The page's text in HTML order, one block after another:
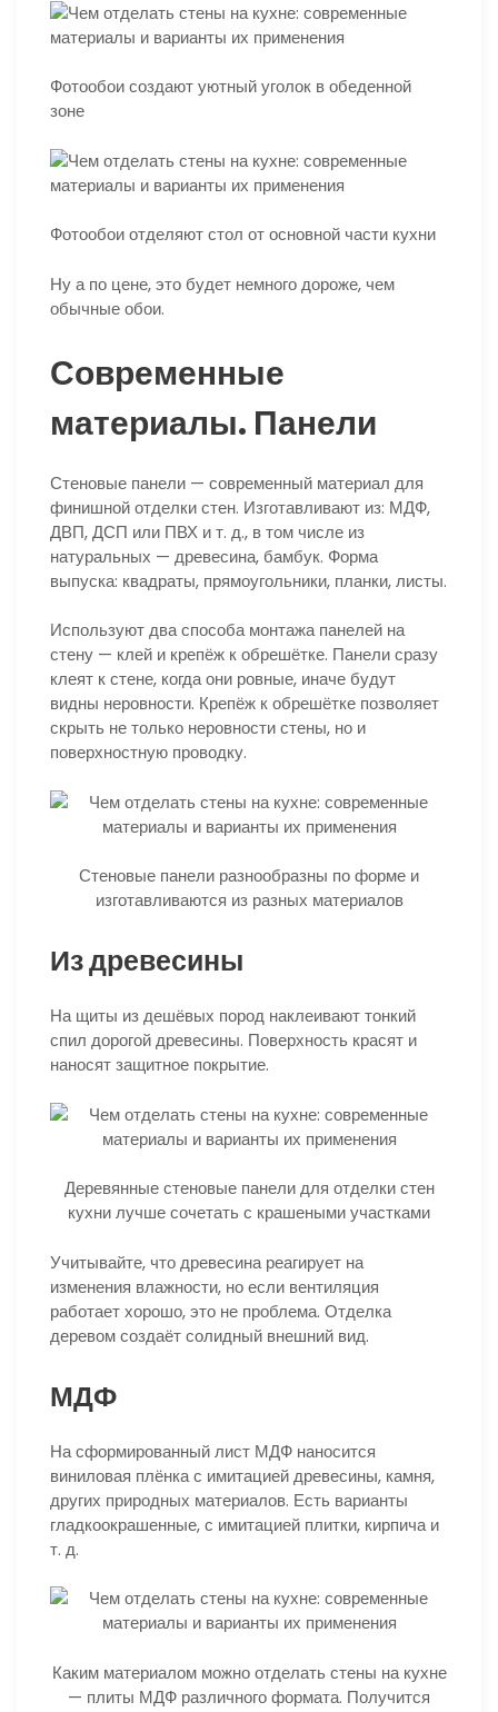
Фотообои создают уютный уголок в обеденной
зоне
Фотообои отделяют стол от основной части кухни
Ну а по цене, это будет немного дороже, чем
обычные обои.
Современные
материалы. Панели
Стеновые панели — современный материал для
финишной отделки стен. Изготавливают из: МДФ,
ДВП, ДСП или ПВХ и т. д., в том числе из
натуральных — древесина, бамбук. Форма
выпуска: квадраты, прямоугольники, планки, листы.
Используют два способа монтажа панелей на
стену — клей и крепёж к обрешётке. Панели сразу
клеят к стене, когда они ровные, иначе будут
видны неровности. Крепёж к обрешётке позволяет
скрыть не только неровности стены, но и
поверхностную проводку.
Стеновые панели разнообразны по форме и
изготавливаются из разных материалов
Из древесины
На щиты из дешёвых пород наклеивают тонкий
спил дорогой древесины. Поверхность красят и
наносят защитное покрытие.
Деревянные стеновые панели для отделки стен
кухни лучше сочетать с крашеными участками
Учитывайте, что древесина реагирует на
изменения влажности, но если вентиляция
работает хорошо, это не проблема. Отделка
деревом создаёт солидный внешний вид.
МДФ
На сформированный лист МДФ наносится
виниловая плёнка с имитацией древесины, камня,
других природных материалов. Есть варианты
гладкоокрашенные, с имитацией плитки, кирпича и
т. д.
Каким материалом можно отделать стены на кухне
— плиты МДФ различного формата. Получится